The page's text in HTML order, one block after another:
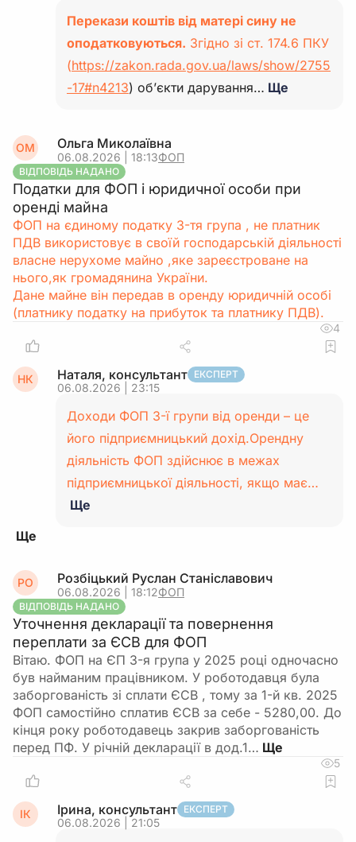
Перекази коштів від матері сину не
оподатковуються. Згідно зі ст. 174.6 ПКУ
(https://zakon.rada.gov.ua/laws/show/2755
-17#n4213) об’єкти дарування… Ще
ОМ Ольга Миколаївна
06.08.2026 | 18:13ФОП
ВІДПОВІДЬ НАДАНО
Податки для ФОП і юридичної особи при
оренді майна
ФОП на єдиному податку 3-тя група , не платник
ПДВ використовує в своїй господарській діяльності
власне нерухоме майно ,яке зареєстроване на
нього,як громадянина України.
Дане майне він передав в оренду юридичній особі
(платнику податку на прибуток та платнику ПДВ).
4
НК Наталя, консультант ЕКСПЕРТ
06.08.2026 | 23:15
Доходи ФОП 3-ї групи від оренди – це
його підприємницький дохід.Орендну
діяльність ФОП здійснює в межах
підприємницької діяльності, якщо має…
Ще
РО Розбіцький Руслан Станіславович
06.08.2026 | 18:12ФОП
ВІДПОВІДЬ НАДАНО
Уточнення декларації та повернення
переплати за ЄСВ для ФОП
Вітаю. ФОП на ЄП 3-я група у 2025 році одночасно
був найманим працівником. У роботодавця була
заборгованість зі сплати ЄСВ , тому за 1-й кв. 2025
ФОП самостійно сплатив ЄСВ за себе - 5280,00. До
кінця року роботодавець закрив заборгованість
перед ПФ. У річній декларації в дод.1…
5
ІК Ірина, консультант ЕКСПЕРТ
06.08.2026 | 21:05